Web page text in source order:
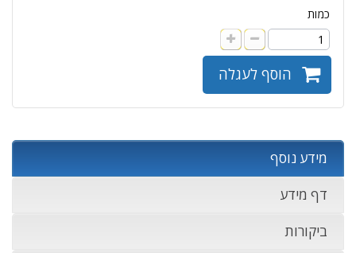
כמות
הוסף לעגלה
מידע נוסף
דף מידע
ביקורות